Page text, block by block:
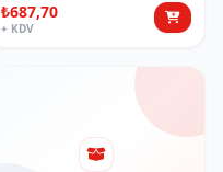
₺687,70
+ KDV